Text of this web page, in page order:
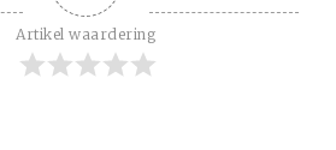
Artikel waardering